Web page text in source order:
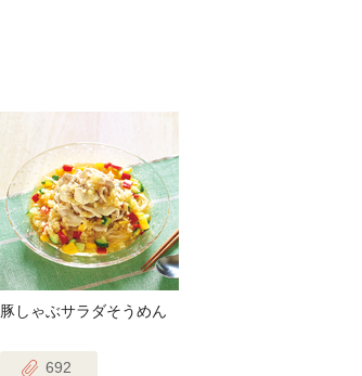
豚しゃぶサラダそうめん
692